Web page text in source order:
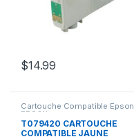
$14.99
Cartouche Compatible Epson
EPSON
T079420 CARTOUCHE
COMPATIBLE JAUNE